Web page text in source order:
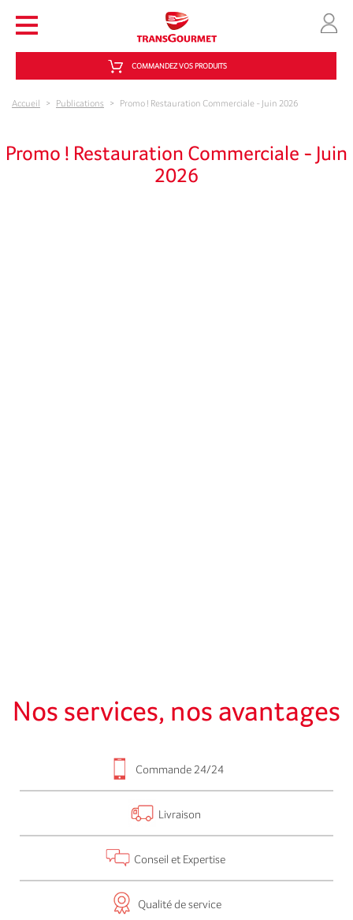
COMMANDEZ VOS PRODUITS
Accueil > Publications > Promo ! Restauration Commerciale - Juin 2026
Promo ! Restauration Commerciale - Juin
2026
Nos services, nos avantages
Commande 24/24
Livraison
Conseil et Expertise
Qualité de service